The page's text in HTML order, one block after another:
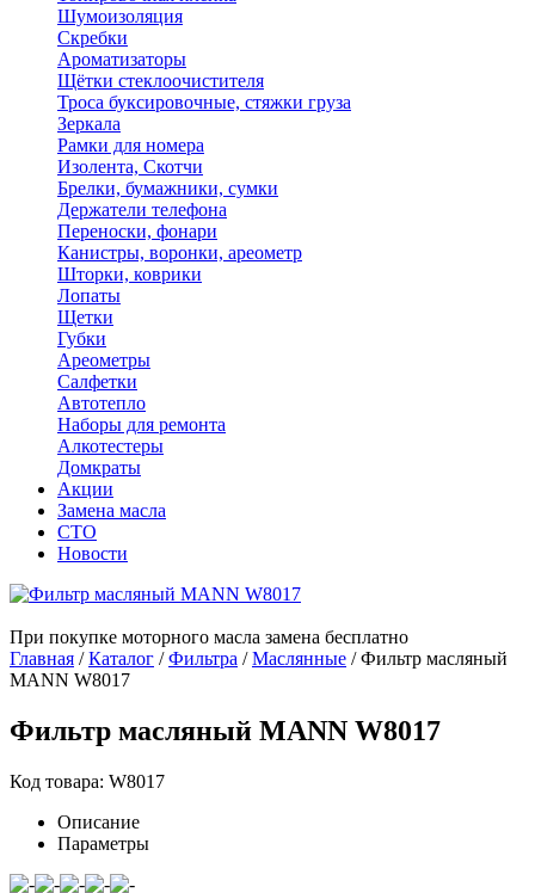
Шумоизоляция
Скребки
Ароматизаторы
Щётки стеклоочистителя
Троса буксировочные, стяжки груза
Зеркала
Рамки для номера
Изолента, Скотчи
Брелки, бумажники, сумки
Держатели телефона
Переноски, фонари
Канистры, воронки, ареометр
Шторки, коврики
Лопаты
Щетки
Губки
Ареометры
Салфетки
Автотепло
Наборы для ремонта
Алкотестеры
Домкраты
Акции
Замена масла
СТО
Новости
При покупке моторного масла замена бесплатно
Главная /Каталог /Фильтра /Маслянные /Фильтр масляный
MANN W8017
Фильтр масляный MANN W8017
Код товара: W8017
Описание
Параметры